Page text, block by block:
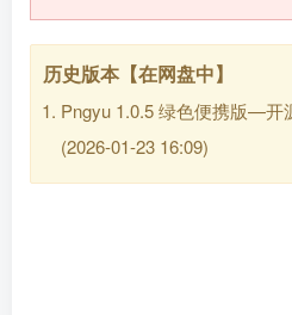
历史版本【在网盘中】
Pngyu 1.0.5 绿色便携版—开
(2026-01-23 16:09)